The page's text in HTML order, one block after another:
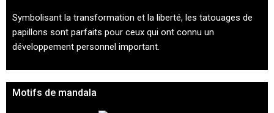
Symbolisant la transformation et la liberté, les tatouages de
papillons sont parfaits pour ceux qui ont connu un
développement personnel important.
Motifs de mandala